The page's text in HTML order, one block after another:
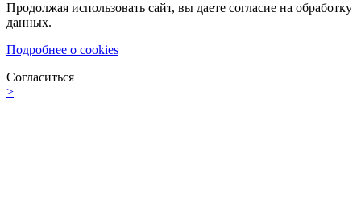
Продолжая использовать сайт, вы даете согласие на обработку
данных.
Подробнее о cookies
Согласиться
>